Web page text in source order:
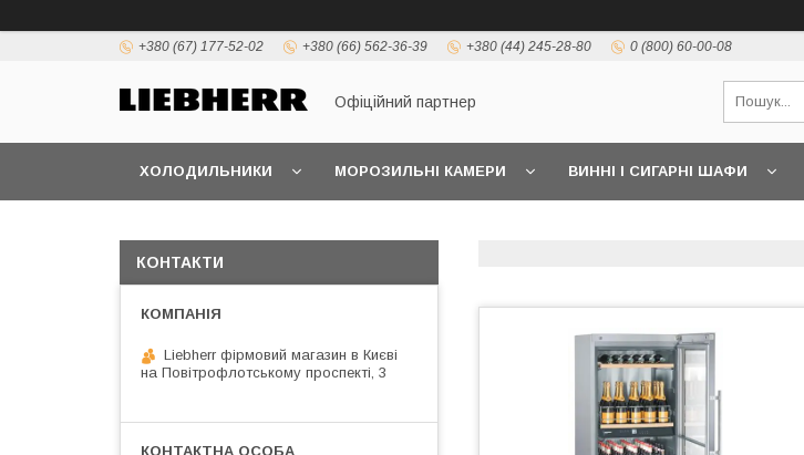
+380 (67) 177-52-02 +380 (66) 562-36-39 +380 (44) 245-28-80 0 (800) 60-00-08
Офіційний партнер
ХОЛОДИЛЬНИКИ МОРОЗИЛЬНІ КАМЕРИ ВИННІ І СИГАРНІ ШАФИ
КОНТАКТИ
Liebherr фірмовий магазин в Києві
на Повітрофлотському проспекті, 3